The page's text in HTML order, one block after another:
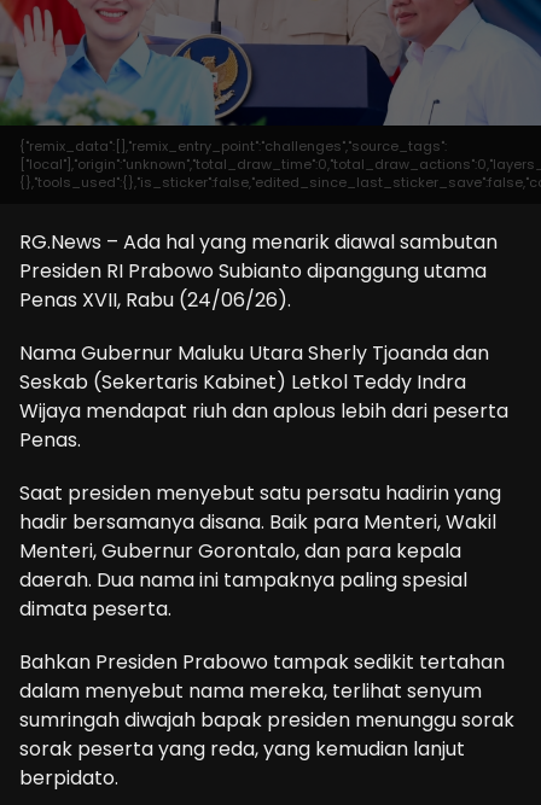
{"remix_data":[],"remix_entry_point":"challenges","source_tags":
RG.News – Ada hal yang menarik diawal sambutan
Presiden RI Prabowo Subianto dipanggung utama
Penas XVII, Rabu (24/06/26).
Nama Gubernur Maluku Utara Sherly Tjoanda dan
Seskab (Sekertaris Kabinet) Letkol Teddy Indra
Wijaya mendapat riuh dan aplous lebih dari peserta
Penas.
Saat presiden menyebut satu persatu hadirin yang
hadir bersamanya disana. Baik para Menteri, Wakil
Menteri, Gubernur Gorontalo, dan para kepala
daerah. Dua nama ini tampaknya paling spesial
dimata peserta.
Bahkan Presiden Prabowo tampak sedikit tertahan
dalam menyebut nama mereka, terlihat senyum
sumringah diwajah bapak presiden menunggu sorak
sorak peserta yang reda, yang kemudian lanjut
berpidato.